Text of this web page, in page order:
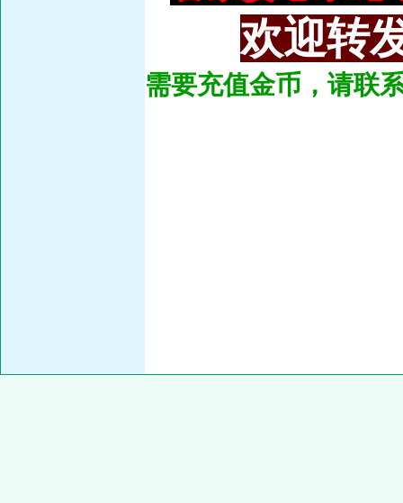
欢迎转
需要充值金币，请联